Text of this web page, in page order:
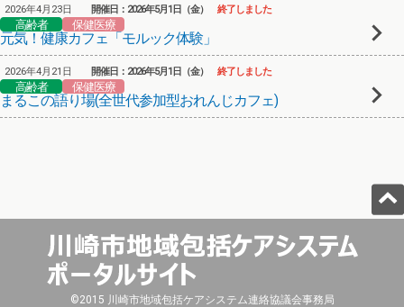
2026年4月23日
高齢者 保健医療
元気！健康カフェ「モルック体験」
開催日：2026年5月1日（金） 終了しました
2026年4月21日
高齢者 保健医療
まるこの語り場(全世代参加型おれんじカフェ)
開催日：2026年5月1日（金） 終了しました
©2015 川崎市地域包括ケアシステム連絡協議会事務局